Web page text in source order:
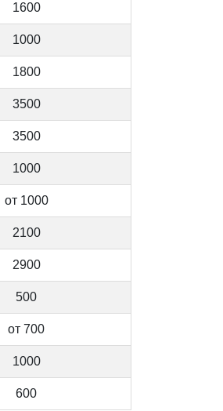
1600
1000
1800
3500
3500
1000
от 1000
2100
2900
500
от 700
1000
600